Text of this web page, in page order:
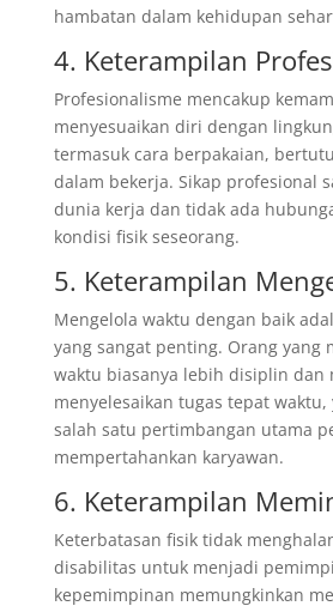
hambatan dalam kehidupan
4. Keterampilan
Profesionalisme mencakup
menyesuaikan diri dengan
termasuk cara berpakaian,
dalam bekerja. Sikap profesional
dunia kerja dan tidak ada
kondisi fisik seseorang.
5. Keterampilan
Mengelola waktu dengan baik
yang sangat penting. Orang yang
waktu biasanya lebih disiplin dan
menyelesaikan tugas tepat
salah satu pertimbangan utama
mempertahankan karyawan.
6. Keterampilan
Keterbatasan fisik tidak
disabilitas untuk menjadi
kepemimpinan memungkinkan